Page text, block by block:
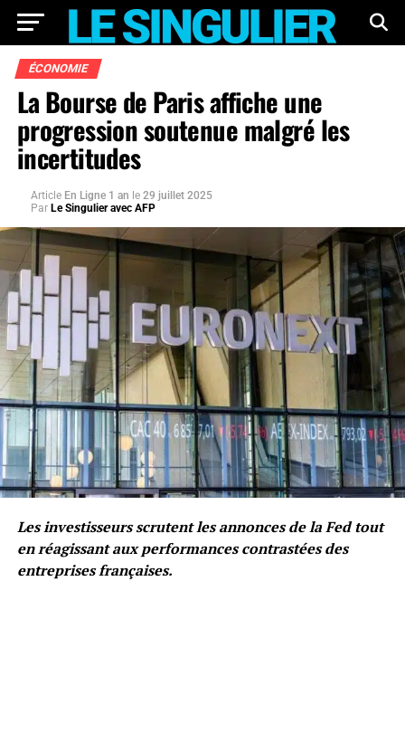
ÉCONOMIE
La Bourse de Paris affiche une
progression soutenue malgré les
incertitudes
Article En Ligne 1 an le 29 juillet 2025
Par Le Singulier avec AFP
Les investisseurs scrutent les annonces de la Fed tout
en réagissant aux performances contrastées des
entreprises françaises.